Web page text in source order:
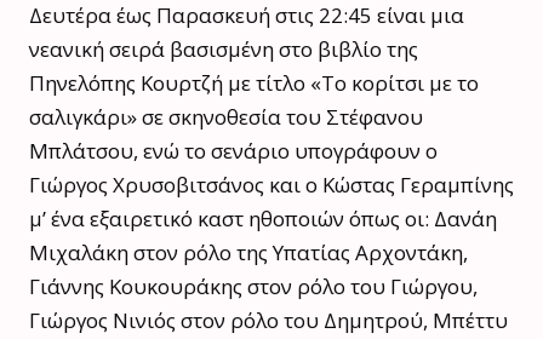
Δευτέρα έως Παρασκευή στις 22:45 είναι μια
νεανική σειρά βασισμένη στο βιβλίο της
Πηνελόπης Κουρτζή με τίτλο «Το κορίτσι με το
σαλιγκάρι» σε σκηνοθεσία του Στέφανου
Μπλάτσου, ενώ το σενάριο υπογράφουν ο
Γιώργος Χρυσοβιτσάνος και ο Κώστας Γεραμπίνης
μ’ ένα εξαιρετικό καστ ηθοποιών όπως οι: Δανάη
Μιχαλάκη στον ρόλο της Υπατίας Αρχοντάκη,
Γιάννης Κουκουράκης στον ρόλο του Γιώργου,
Γιώργος Νινιός στον ρόλο του Δημητρού, Μπέττυ